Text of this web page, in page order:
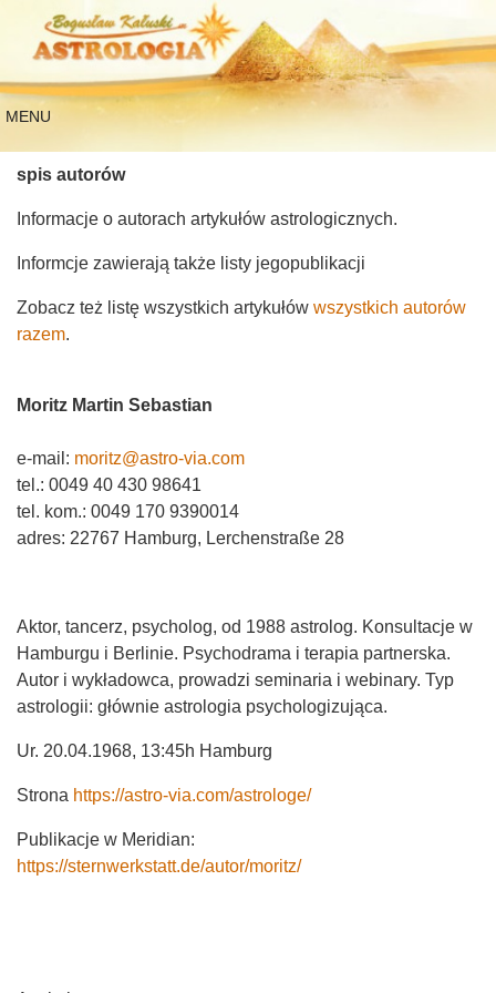
MENU
spis autorów
Informacje o autorach artykułów astrologicznych.
Informcje zawierają także listy jegopublikacji
Zobacz też listę wszystkich artykułów wszystkich autorów
razem.
Moritz Martin Sebastian
e-mail: moritz@astro-via.com
tel.: 0049 40 430 98641
tel. kom.: 0049 170 9390014
adres: 22767 Hamburg, Lerchenstraße 28
Aktor, tancerz, psycholog, od 1988 astrolog. Konsultacje w
Hamburgu i Berlinie. Psychodrama i terapia partnerska.
Autor i wykładowca, prowadzi seminaria i webinary. Typ
astrologii: głównie astrologia psychologizująca.
Ur. 20.04.1968, 13:45h Hamburg
Strona https://astro-via.com/astrologe/
Publikacje w Meridian:
https://sternwerkstatt.de/autor/moritz/